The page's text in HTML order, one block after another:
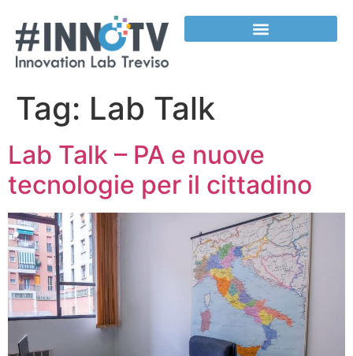
Tag: Lab Talk
Lab Talk – PA e nuove
tecnologie per il cittadino